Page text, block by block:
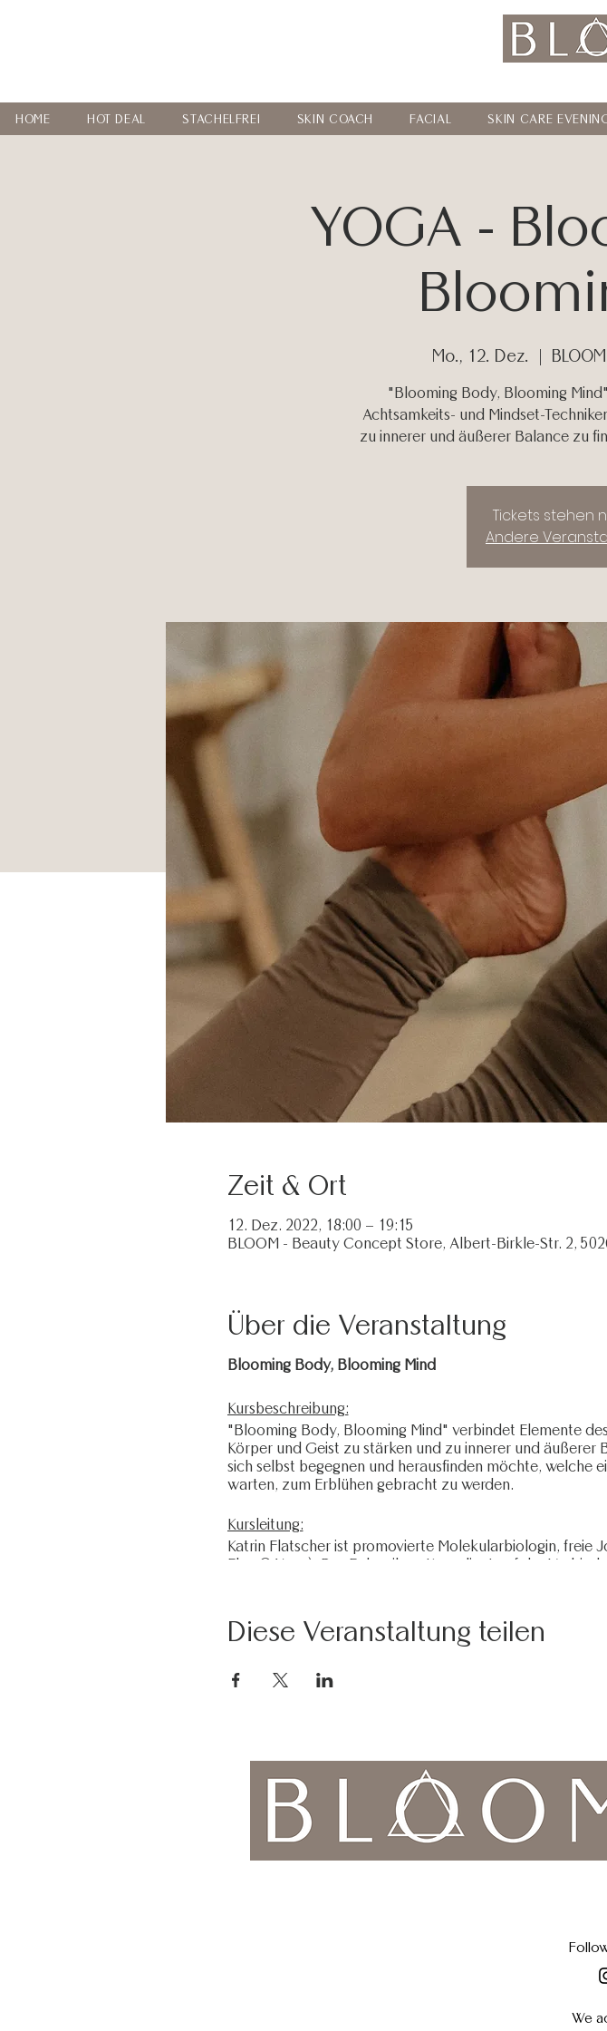
HOME HOT DEAL STACHELFREI SKIN COACH FACIAL SKIN CARE
YOGA -
Mo., 12. Dez.
"Blooming Body, Blooming
Achtsamkeits- und Mindset-
zu innerer und äußerer Balance zu
Tickets stehen
Andere
Zeit & Ort
12. Dez. 2022, 18:00 – 19:15
BLOOM - Beauty Concept Store, Albert-Birkle-Str. 2,
Über die Veranstaltung
Blooming Body, Blooming Mind
Kursbeschreibung:
"Blooming Body, Blooming Mind" verbindet Elemente
Körper und Geist zu stärken und zu innerer und äußerer
sich selbst begegnen und herausfinden möchte, welche
warten, zum Erblühen gebracht zu werden.
Kursleitung:
Katrin Flatscher ist promovierte Molekularbiologin, freie
Flow® Yoga). Der Fokus ihrer Kurse liegt auf der
lässt.
Diese Veranstaltung teilen
We